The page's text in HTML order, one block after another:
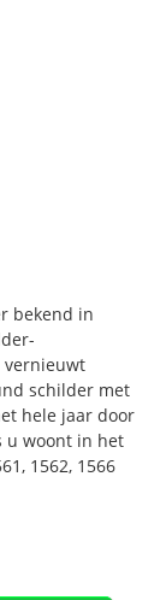
bekend in
vernieuwt
schilder met
hele jaar door
u woont in het
1562, 1566